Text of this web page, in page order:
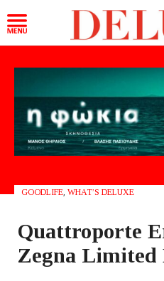
GOODLIFE WHAT’S DELUXE
Quattroporte
Zegna Limited